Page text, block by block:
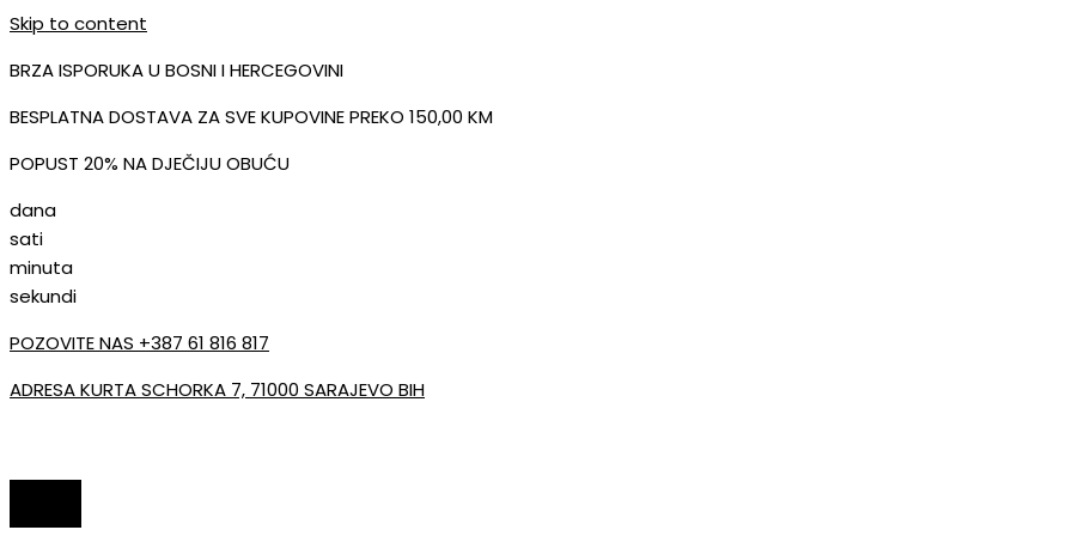
Skip to content
BRZA ISPORUKA U BOSNI I HERCEGOVINI
BESPLATNA DOSTAVA ZA SVE KUPOVINE PREKO 150,00 KM
POPUST 20% NA DJEČIJU OBUĆU
dana
sati
minuta
sekundi
POZOVITE NAS +387 61 816 817
ADRESA KURTA SCHORKA 7, 71000 SARAJEVO BIH